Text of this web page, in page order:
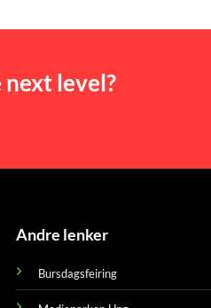
level?
Andre lenker
Bursdagsfeiring